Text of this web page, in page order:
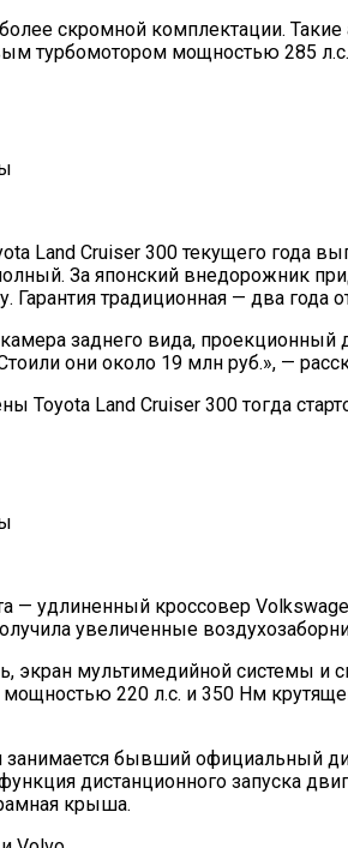
скромной комплектации.
турбомотором мощностью 285
Land Cruiser 300 текущего года
За японский внедорожник
традиционная — два года
заднего вида,
они около 19 млн руб.», —
Land Cruiser 300 тогда
удлиненный кроссовер
увеличенные
экран мультимедийной системы и
220 л.с. и 350 Нм
бывший официальный
дистанционного запуска
крыша.